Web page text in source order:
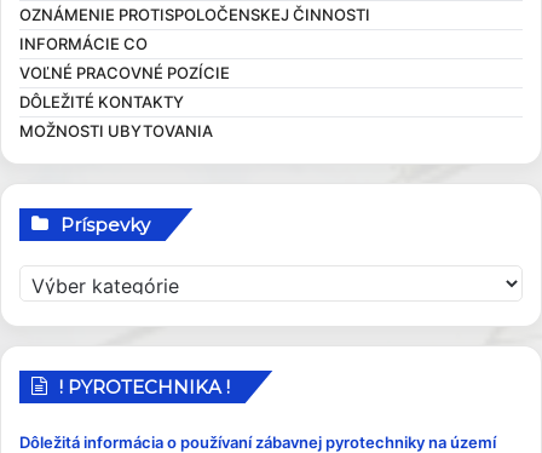
Zasadnutia OcZ
Overovanie dokumentov
Sťažnosti a žiadosti
Sociálna pomoc
Elektronické služby
Ekonomické dokumenty
Rozpočet obce
Rozvojové dokumenty
Smernice
OZNÁMENIE PROTISPOLOČENSKEJ ČINNOSTI
INFORMÁCIE CO
VOĽNÉ PRACOVNÉ POZÍCIE
DÔLEŽITÉ KONTAKTY
MOŽNOSTI UBYTOVANIA
Príspevky
r
í
e
! PYROTECHNIKA !
Dôležitá informácia o používaní zábavnej pyrotechniky na území